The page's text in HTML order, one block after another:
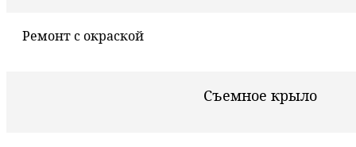
Ремонт с окраской
Съемное крыло